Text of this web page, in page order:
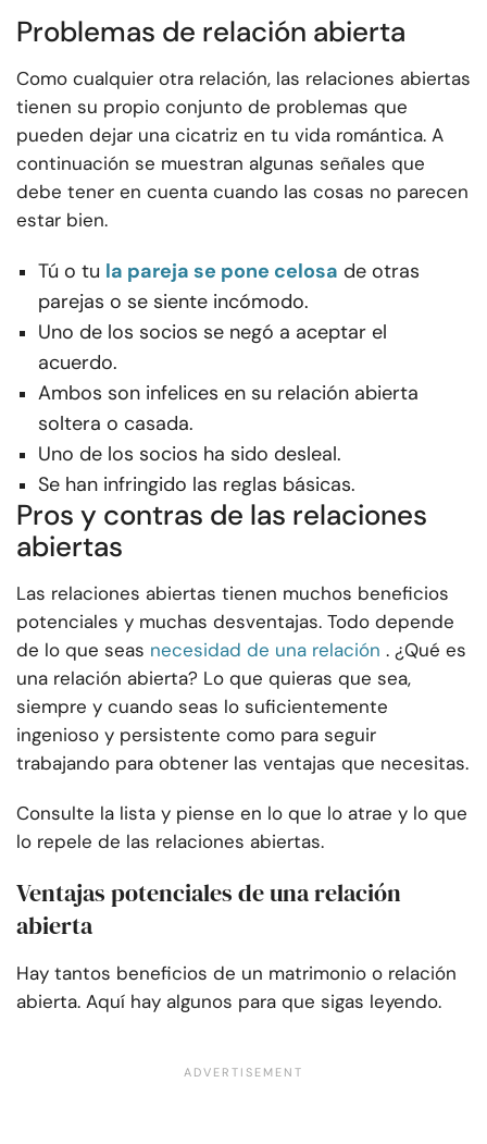
Problemas de relación abierta
Como cualquier otra relación, las relaciones abiertas
tienen su propio conjunto de problemas que
pueden dejar una cicatriz en tu vida romántica. A
continuación se muestran algunas señales que
debe tener en cuenta cuando las cosas no parecen
estar bien.
Tú o tu la pareja se pone celosa de otras
parejas o se siente incómodo.
Uno de los socios se negó a aceptar el
acuerdo.
Ambos son infelices en su relación abierta
soltera o casada.
Uno de los socios ha sido desleal.
Se han infringido las reglas básicas.
Pros y contras de las relaciones
abiertas
Las relaciones abiertas tienen muchos beneficios
potenciales y muchas desventajas. Todo depende
de lo que seas necesidad de una relación . ¿Qué es
una relación abierta? Lo que quieras que sea,
siempre y cuando seas lo suficientemente
ingenioso y persistente como para seguir
trabajando para obtener las ventajas que necesitas.
Consulte la lista y piense en lo que lo atrae y lo que
lo repele de las relaciones abiertas.
Ventajas potenciales de una relación
abierta
Hay tantos beneficios de un matrimonio o relación
abierta. Aquí hay algunos para que sigas leyendo.